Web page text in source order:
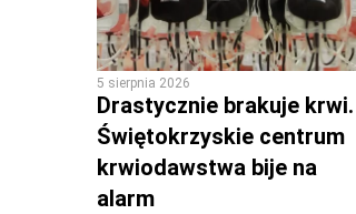
5 sierpnia 2026
Drastycznie brakuje krwi.
Świętokrzyskie centrum
krwiodawstwa bije na
alarm